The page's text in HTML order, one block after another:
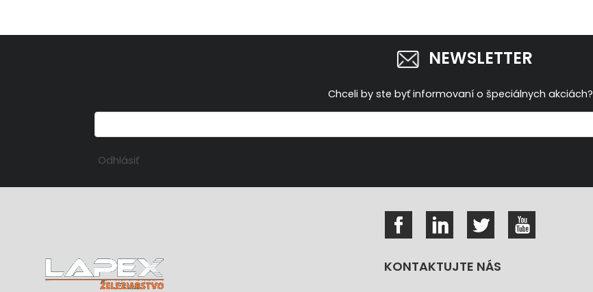
NEWSLETTER
Chceli by ste byť informovaní o špeciálnych akciách?
Odhlásiť
KONTAKTUJTE NÁS